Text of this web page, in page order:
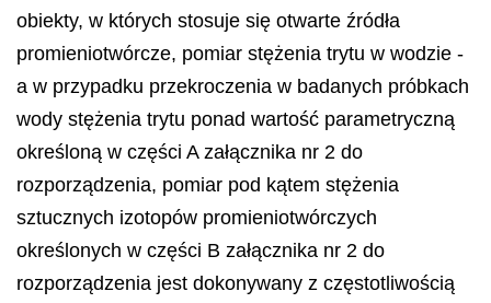
obiekty, w których stosuje się otwarte źródła
promieniotwórcze, pomiar stężenia trytu w wodzie -
a w przypadku przekroczenia w badanych próbkach
wody stężenia trytu ponad wartość parametryczną
określoną w części A załącznika nr 2 do
rozporządzenia, pomiar pod kątem stężenia
sztucznych izotopów promieniotwórczych
określonych w części B załącznika nr 2 do
rozporządzenia jest dokonywany z częstotliwością